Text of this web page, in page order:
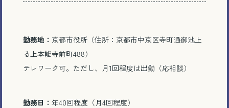
勤務地： 京都市役所（住所：京都市中京区寺町通御池上
る上本能寺前町488）
テレワーク可。ただし、月1回程度は出勤（応相談）
勤務日： 年40回程度（月4回程度）